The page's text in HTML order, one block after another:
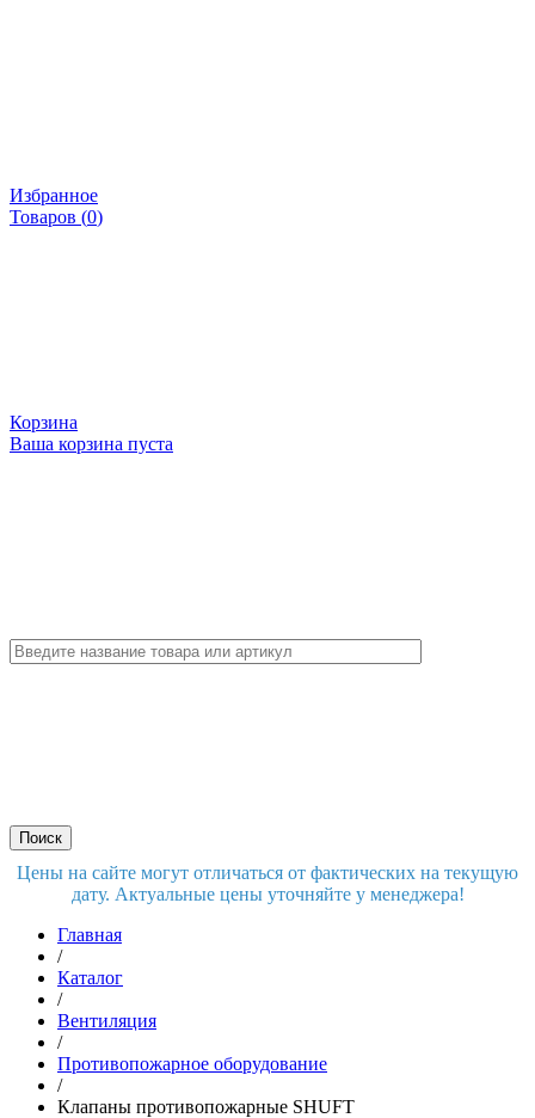
Избранное
Товаров (0)
Корзина
Ваша корзина пуста
Цены на сайте могут отличаться от фактических на текущую
дату. Актуальные цены уточняйте у менеджера!
Главная
/
Каталог
/
Вентиляция
/
Противопожарное оборудование
/
Клапаны противопожарные SHUFT